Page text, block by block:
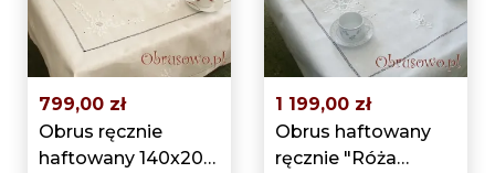
799,00 zł
Obrus ręcznie
haftowany 140x200
1 199,00 zł
Obrus haftowany
ręcznie "Róża